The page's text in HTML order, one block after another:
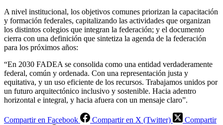
A nivel institucional, los objetivos comunes priorizan la capacitación
y formación federales, capitalizando las actividades que organizan
los distintos colegios que integran la federación; y el documento
cierra con una definición que sintetiza la agenda de la federación
para los próximos años:
“En 2030 FADEA se consolida como una entidad verdaderamente
federal, común y ordenada. Con una representación justa y
equitativa, y un uso eficiente de los recursos. Trabajamos unidos por
un futuro arquitectónico inclusivo y sostenible. Hacia adentro
horizontal e integral, y hacia afuera con un mensaje claro”.
Compartir en Facebook Compartir en X (Twitter)
Compartir